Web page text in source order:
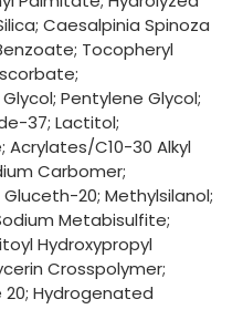
Caesalpinia Spinoza
Tocopheryl
Pentylene Glycol;
37; Lactitol;
C10-30 Alkyl
Carbomer;
20; Methylsilanol;
Metabisulfite;
Hydroxypropyl
Crosspolymer;
20; Hydrogenated